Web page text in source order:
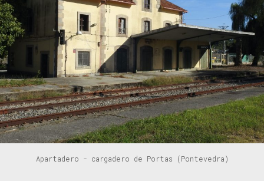
Apartadero - cargadero de Portas (Pontevedra)